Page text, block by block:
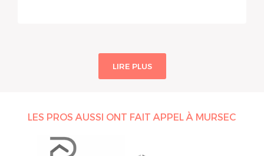
LIRE PLUS
LES PROS AUSSI ONT FAIT APPEL À MURSEC